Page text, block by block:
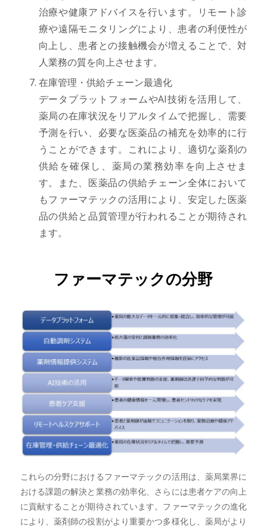
治療や健康アドバイスを行います。リモート診
療や遠隔モニタリングにより、患者の利便性が
向上し、患者との接触機会が増えることで、対
人業務の質を向上させます。
在庫管理・供給チェーン最適化
データプラットフォームやAI技術を活用して、
薬局の在庫状況をリアルタイムで把握し、需要
予測を行い、必要な医薬品の補充を効率的に行
うことができます。これにより、適切な薬剤の
供給を確保し、薬局の業務効率を向上させま
す。また、医薬品の供給チェーン全体において
もファーマテックの活用により、安定した医薬
品の供給と品質管理が行われることが期待され
ます。
ファーマテックの分野
これらの分野におけるファーマテックの活用は、薬局業界に
おける課題の解決と業務の効率化、さらには患者ケアの向上
に貢献することが期待されています。ファーマテックの進化
により、薬剤師の役割がより重要かつ多様化し、薬局がより